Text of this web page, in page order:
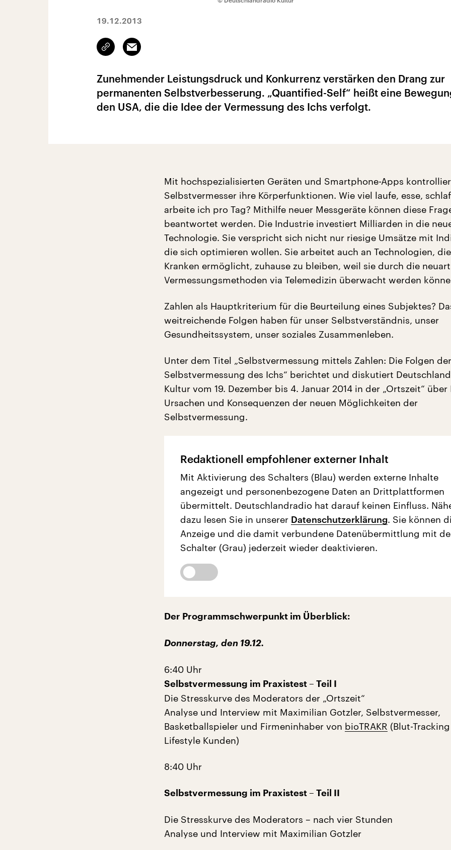
19.12.2013
Link
kopieren/teilen
Email
Zunehmender Leistungsdruck und Konkurrenz verstärken den Drang zur
permanenten Selbstverbesserung. „Quantified-Self“ heißt eine
den USA, die die Idee der Vermessung des Ichs verfolgt.
Mit hochspezialisierten Geräten und Smartphone-Apps
Selbstvermesser ihre Körperfunktionen. Wie viel laufe, esse,
arbeite ich pro Tag? Mithilfe neuer Messgeräte können diese
beantwortet werden. Die Industrie investiert Milliarden in die
Technologie. Sie verspricht sich nicht nur riesige Umsätze mit
die sich optimieren wollen. Sie arbeitet auch an Technologien,
Kranken ermöglicht, zuhause zu bleiben, weil sie durch die
Vermessungsmethoden via Telemedizin überwacht werden
Zahlen als Hauptkriterium für die Beurteilung eines Subjektes?
weitreichende Folgen haben für unser Selbstverständnis, unser
Gesundheitssystem, unser soziales Zusammenleben.
Unter dem Titel „Selbstvermessung mittels Zahlen: Die Folgen der
Selbstvermessung des Ichs“ berichtet und diskutiert
Kultur vom 19. Dezember bis 4. Januar 2014 in der „Ortszeit“ über
Ursachen und Konsequenzen der neuen Möglichkeiten der
Selbstvermessung.
Redaktionell empfohlener externer Inhalt
Mit Aktivierung des Schalters (Blau) werden externe Inhalte
angezeigt und personenbezogene Daten an Drittplattformen
übermittelt. Deutschlandradio hat darauf keinen Einfluss.
dazu lesen Sie in unserer Datenschutzerklärung. Sie können
Anzeige und die damit verbundene Datenübermittlung mit
Schalter (Grau) jederzeit wieder deaktivieren.
Der Programmschwerpunkt im Überblick:
Donnerstag, den 19.12.
6:40 Uhr
Selbstvermessung im Praxistest – Teil I
Die Stresskurve des Moderators der „Ortszeit“
Analyse und Interview mit Maximilian Gotzler, Selbstvermesser,
Basketballspieler und Firmeninhaber von bioTRAKR (Blut-
Lifestyle Kunden)
8:40 Uhr
Selbstvermessung im Praxistest – Teil II
Die Stresskurve des Moderators – nach vier Stunden
Analyse und Interview mit Maximilian Gotzler